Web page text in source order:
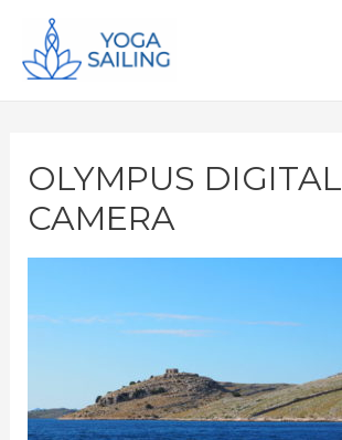
OLYMPUS DIGITAL
CAMERA